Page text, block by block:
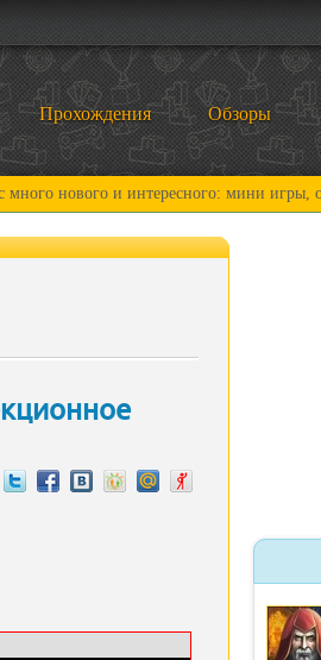
Прохождения Обзоры
и интересного: мини игры, обзоры,